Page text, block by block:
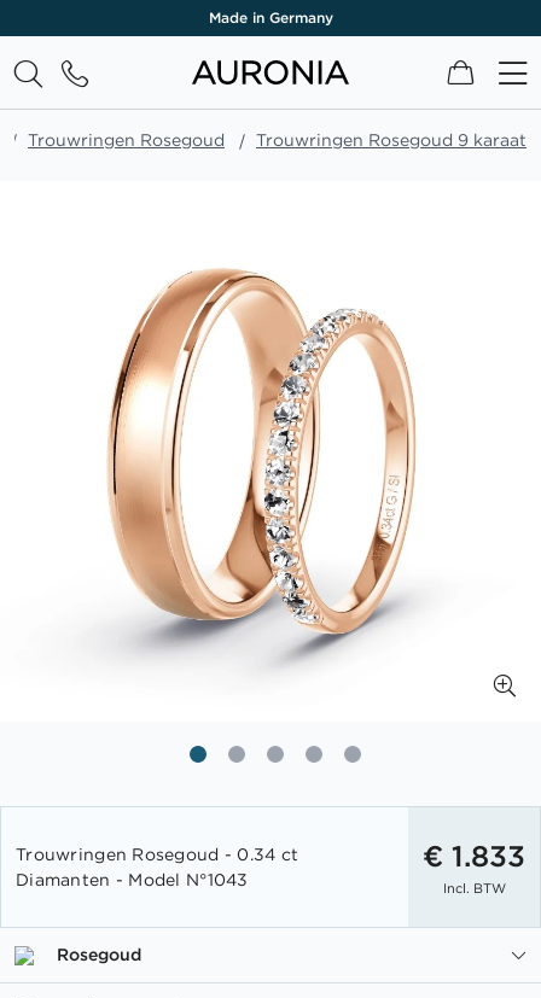
Made in Germany
Trouwringen Rosegoud Trouwringen Rosegoud 9 karaat
het
begin
de
afbeeldingen-
Trouwringen Rosegoud - 0.34 ct
Diamanten - Model N°1043
€ 1.833
Incl. BTW
Rosegoud